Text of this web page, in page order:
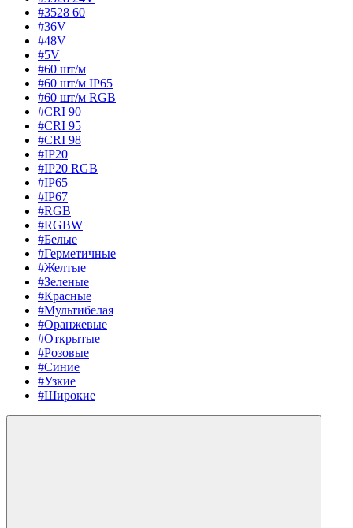
#3528 60
#36V
#48V
#5V
#60 шт/м
#60 шт/м IP65
#60 шт/м RGB
#CRI 90
#CRI 95
#CRI 98
#IP20
#IP20 RGB
#IP65
#IP67
#RGB
#RGBW
#Белые
#Герметичные
#Желтые
#Зеленые
#Красные
#Мультибелая
#Оранжевые
#Открытые
#Розовые
#Синие
#Узкие
#Широкие